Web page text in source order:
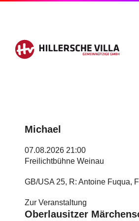
Michael
07.08.2026 21:00
Freilichtbühne Weinau
GB/USA 25, R: Antoine Fuqua,
Zur Veranstaltung
Oberlausitzer